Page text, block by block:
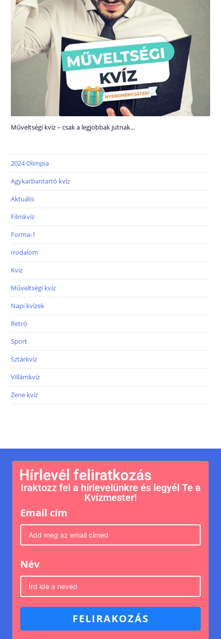
Műveltségi kvíz – csak a legjobbak jutnak…
2024 Olimpia
Agykarbantartó kvíz
Aktuális
Filmkvíz
Forma-1
Irodalom
Kvíz
Műveltségi kvíz
Napi kvízek
Retró
Sport
Sztárkvíz
Villámkvíz
Zene kvíz
Hírlevél feliratkozás
Iraktozz fel a hírlevelünkre és legyél Te a
Kvízmester!
Email cím
Név
FELIRAKOZÁS